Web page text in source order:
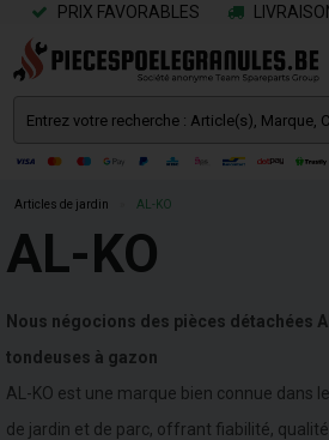
PRIX FAVORABLES
Articles de jardin AL-KO
AL-KO
Nous négocions des pièces détachées
tondeuses à gazon
AL-KO est une marque bien connue dans
de jardin et de parc, offrant fiabilité,